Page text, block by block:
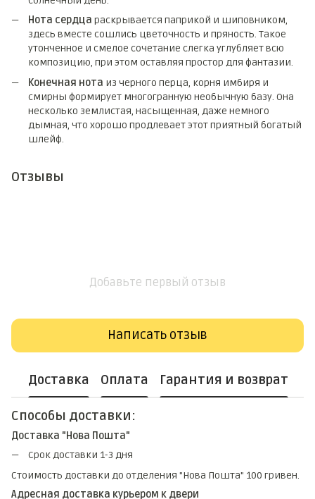
Нота сердца раскрывается паприкой и шиповником,
здесь вместе сошлись цветочность и пряность. Такое
утонченное и смелое сочетание слегка углубляет всю
композицию, при этом оставляя простор для фантазии.
Конечная нота из черного перца, корня имбиря и
смирны формирует многогранную необычную базу. Она
несколько землистая, насыщенная, даже немного
дымная, что хорошо продлевает этот приятный богатый
шлейф.
Отзывы
Добавьте первый отзыв
Написать отзыв
Доставка Оплата Гарантия и возврат
Способы доставки:
Доставка "Нова Пошта"
Срок доставки 1-3 дня
Стоимость доставки до отделения "Нова Пошта" 100 гривен.
Адресная доставка курьером к двери